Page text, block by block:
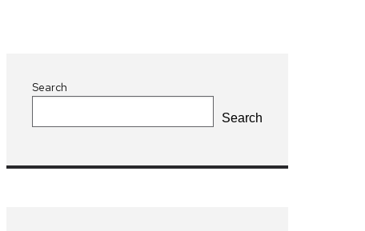
Search
Search